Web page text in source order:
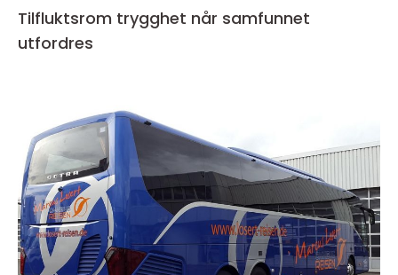
Tilfluktsrom trygghet når samfunnet
utfordres